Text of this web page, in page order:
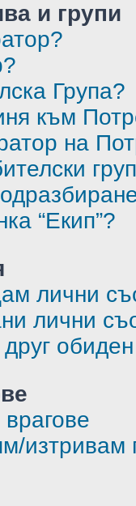
и групи
Група?
към
на
“Екип”?
лични
лични
изтривам